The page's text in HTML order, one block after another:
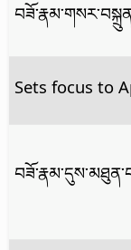
Sets focus to